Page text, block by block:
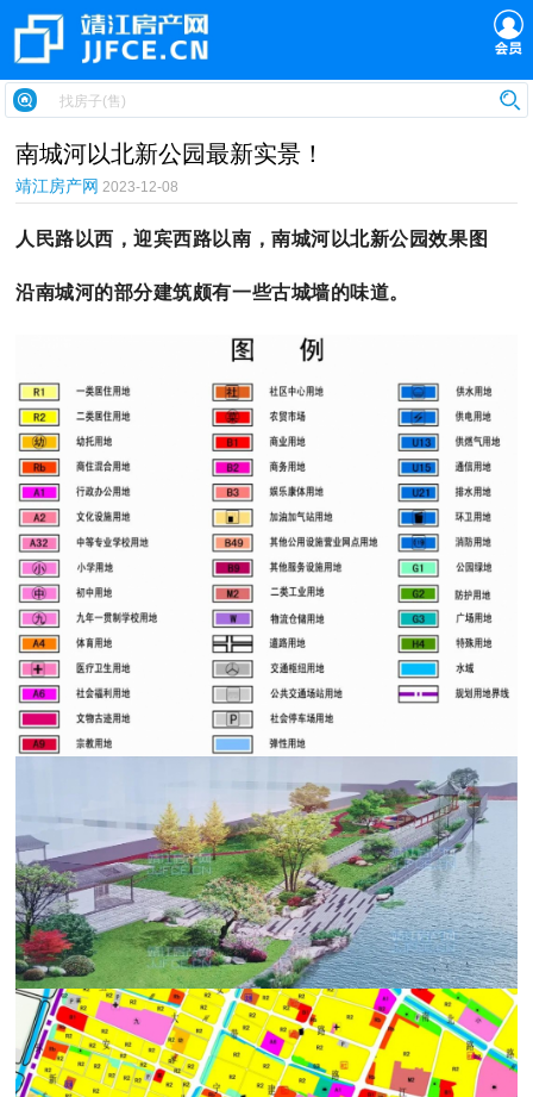
南城河以北新公园最新实景！
靖江房产网 2023-12-08
人民路以西，迎宾西路以南，南城河以北新公园效果图
沿南城河的部分建筑颇有一些古城墙的味道。